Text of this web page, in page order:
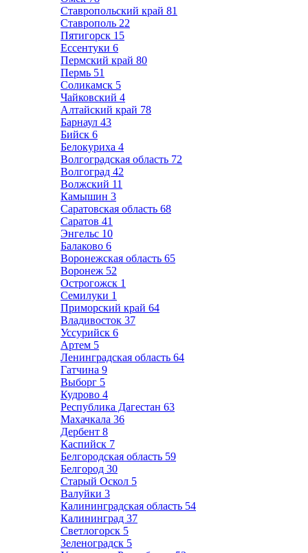
Ставропольский край 81
Ставрополь 22
Пятигорск 15
Ессентуки 6
Пермский край 80
Пермь 51
Соликамск 5
Чайковский 4
Алтайский край 78
Барнаул 43
Бийск 6
Белокуриха 4
Волгоградская область 72
Волгоград 42
Волжский 11
Камышин 3
Саратовская область 68
Саратов 41
Энгельс 10
Балаково 6
Воронежская область 65
Воронеж 52
Острогожск 1
Семилуки 1
Приморский край 64
Владивосток 37
Уссурийск 6
Артем 5
Ленинградская область 64
Гатчина 9
Выборг 5
Кудрово 4
Республика Дагестан 63
Махачкала 36
Дербент 8
Каспийск 7
Белгородская область 59
Белгород 30
Старый Оскол 5
Валуйки 3
Калининградская область 54
Калининград 37
Светлогорск 5
Зеленоградск 5